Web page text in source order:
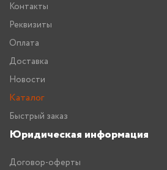
Контакты
Реквизиты
Оплата
Доставка
Новости
Каталог
Быстрый заказ
Юридическая информация
Договор-оферты